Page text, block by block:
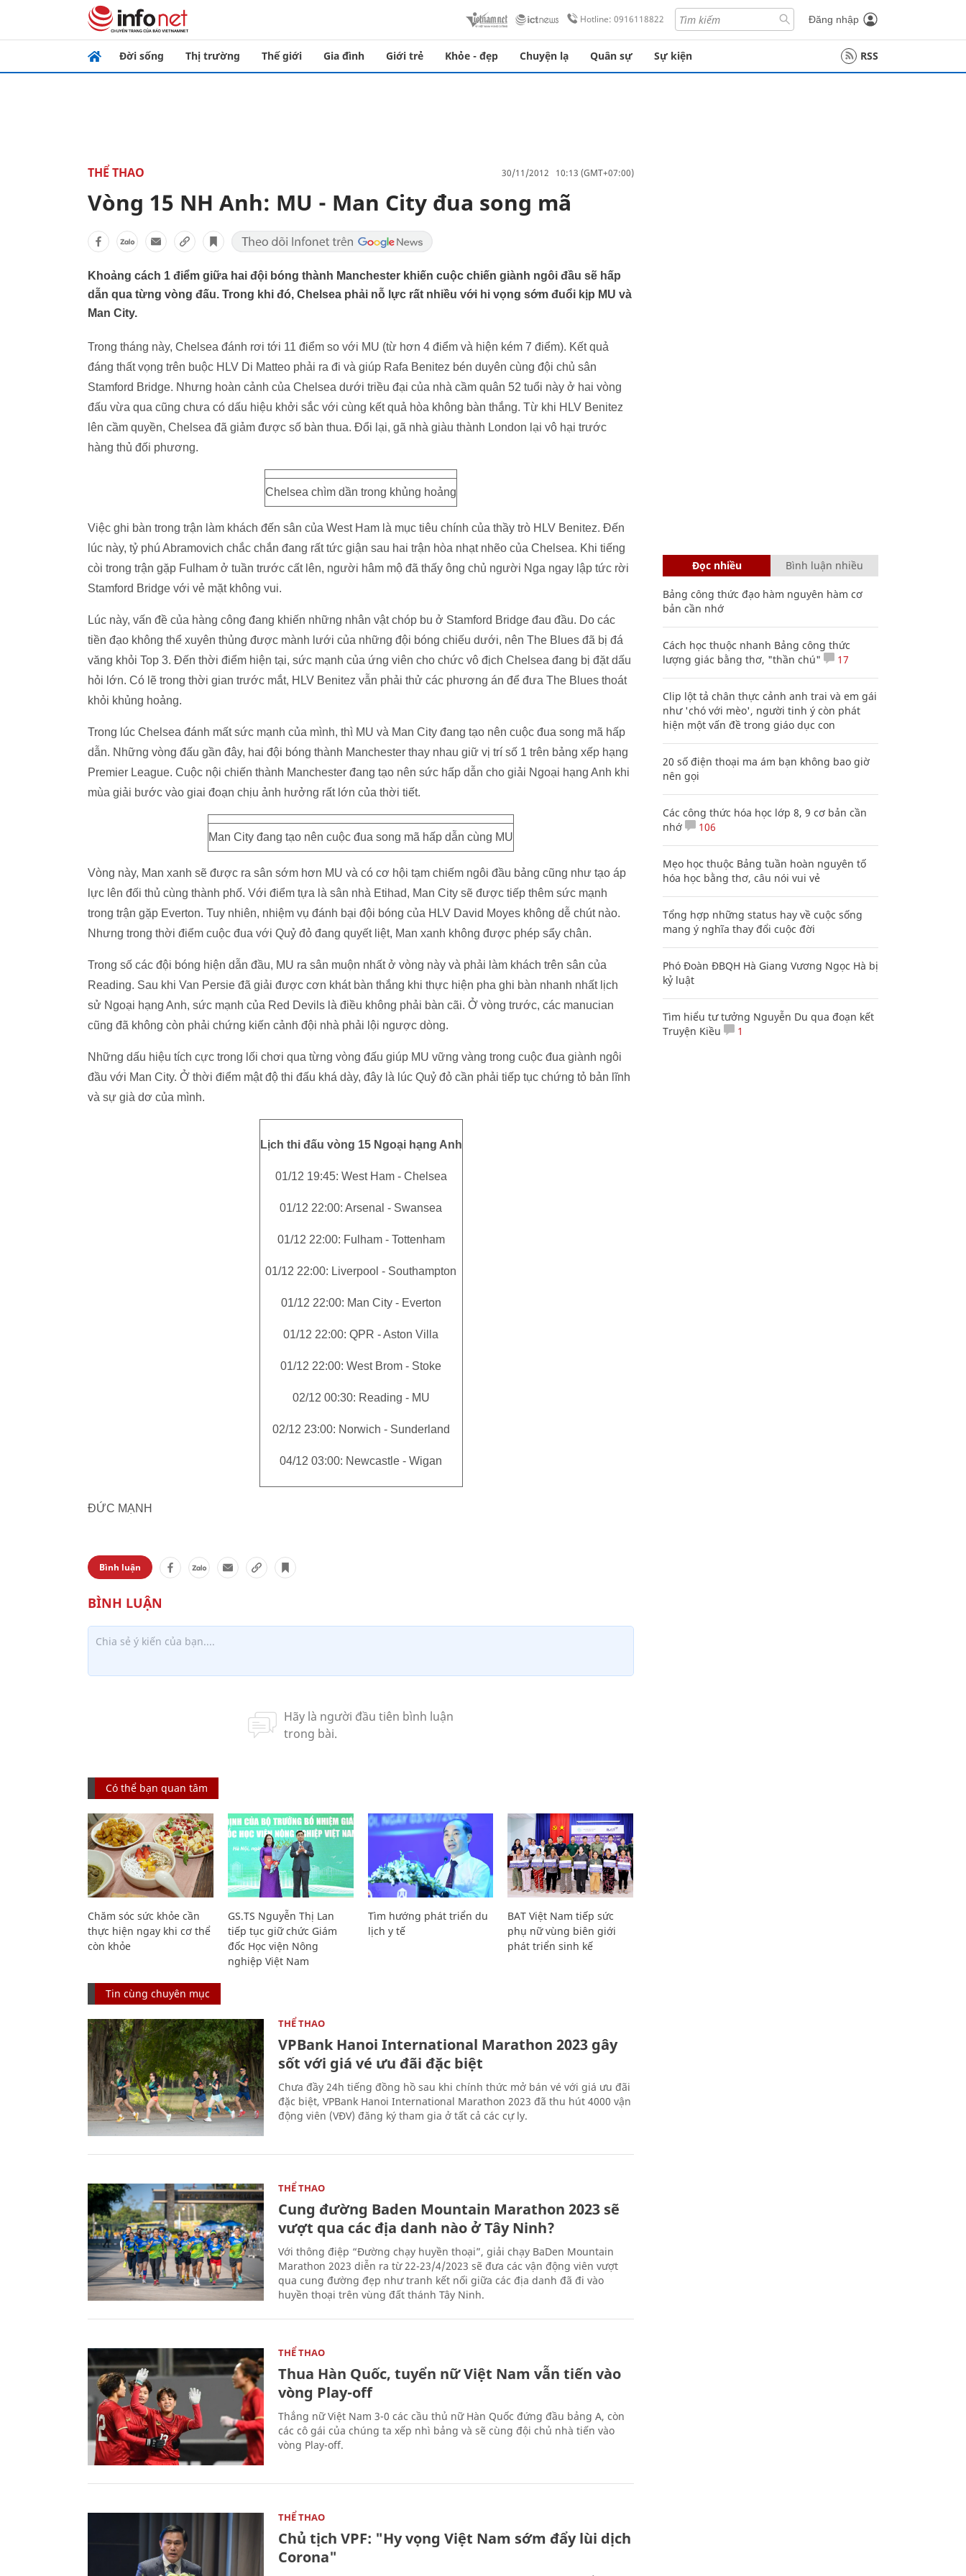
Hotline: 0916118822 Đăng nhập
Đời sống Thị trường Thế giới Gia đình Giới trẻ Khỏe - đẹp Chuyện lạ Quân sự Sự kiện RSS
THỂ THAO 30/11/2012 10:13 (GMT+07:00)
Vòng 15 NH Anh: MU - Man City đua song mã
Khoảng cách 1 điểm giữa hai đội bóng thành Manchester khiến cuộc chiến giành ngôi đầu sẽ hấp
dẫn qua từng vòng đấu. Trong khi đó, Chelsea phải nỗ lực rất nhiều với hi vọng sớm đuổi kịp MU và
Man City.
Trong tháng này, Chelsea đánh rơi tới 11 điểm so với MU (từ hơn 4 điểm và hiện kém 7 điểm). Kết quả
đáng thất vọng trên buộc HLV Di Matteo phải ra đi và giúp Rafa Benitez bén duyên cùng đội chủ sân
Stamford Bridge. Nhưng hoàn cảnh của Chelsea dưới triều đại của nhà cầm quân 52 tuổi này ở hai vòng
đấu vừa qua cũng chưa có dấu hiệu khởi sắc với cùng kết quả hòa không bàn thắng. Từ khi HLV Benitez
lên cầm quyền, Chelsea đã giảm được số bàn thua. Đổi lại, gã nhà giàu thành London lại vô hại trước
hàng thủ đối phương.
Chelsea chìm dần trong khủng hoảng
Việc ghi bàn trong trận làm khách đến sân của West Ham là mục tiêu chính của thầy trò HLV Benitez. Đến
lúc này, tỷ phú Abramovich chắc chắn đang rất tức giận sau hai trận hòa nhạt nhẽo của Chelsea. Khi tiếng
còi trong trận gặp Fulham ở tuần trước cất lên, người hâm mộ đã thấy ông chủ người Nga ngay lập tức rời
Stamford Bridge với vẻ mặt không vui.
Lúc này, vấn đề của hàng công đang khiến những nhân vật chóp bu ở Stamford Bridge đau đầu. Do các
tiền đạo không thể xuyên thủng được mành lưới của những đội bóng chiếu dưới, nên The Blues đã bị đá
văng khỏi Top 3. Đến thời điểm hiện tại, sức mạnh của ứng viên cho chức vô địch Chelsea đang bị đặt dấu
hỏi lớn. Có lẽ trong thời gian trước mắt, HLV Benitez vẫn phải thử các phương án để đưa The Blues thoát
khỏi khủng hoảng.
Trong lúc Chelsea đánh mất sức mạnh của mình, thì MU và Man City đang tạo nên cuộc đua song mã hấp
dẫn. Những vòng đấu gần đây, hai đội bóng thành Manchester thay nhau giữ vị trí số 1 trên bảng xếp hạng
Premier League. Cuộc nội chiến thành Manchester đang tạo nên sức hấp dẫn cho giải Ngoại hạng Anh khi
mùa giải bước vào giai đoạn chịu ảnh hưởng rất lớn của thời tiết.
Man City đang tạo nên cuộc đua song mã hấp dẫn cùng MU
Vòng này, Man xanh sẽ được ra sân sớm hơn MU và có cơ hội tạm chiếm ngôi đầu bảng cũng như tạo áp
lực lên đối thủ cùng thành phố. Với điểm tựa là sân nhà Etihad, Man City sẽ được tiếp thêm sức mạnh
trong trận gặp Everton. Tuy nhiên, nhiệm vụ đánh bại đội bóng của HLV David Moyes không dễ chút nào.
Nhưng trong thời điểm cuộc đua với Quỷ đỏ đang quyết liệt, Man xanh không được phép sẩy chân.
Trong số các đội bóng hiện dẫn đầu, MU ra sân muộn nhất ở vòng này và phải làm khách trên sân của
Reading. Sau khi Van Persie đã giải được cơn khát bàn thắng khi thực hiện pha ghi bàn nhanh nhất lịch
sử Ngoại hạng Anh, sức mạnh của Red Devils là điều không phải bàn cãi. Ở vòng trước, các manucian
cũng đã không còn phải chứng kiến cảnh đội nhà phải lội ngược dòng.
Những dấu hiệu tích cực trong lối chơi qua từng vòng đấu giúp MU vững vàng trong cuộc đua giành ngôi
đầu với Man City. Ở thời điểm mật độ thi đấu khá dày, đây là lúc Quỷ đỏ cần phải tiếp tục chứng tỏ bản lĩnh
và sự già dơ của mình.
Lịch thi đấu vòng 15 Ngoại hạng Anh
01/12 19:45: West Ham - Chelsea
01/12 22:00: Arsenal - Swansea
01/12 22:00: Fulham - Tottenham
01/12 22:00: Liverpool - Southampton
01/12 22:00: Man City - Everton
01/12 22:00: QPR - Aston Villa
01/12 22:00: West Brom - Stoke
02/12 00:30: Reading - MU
02/12 23:00: Norwich - Sunderland
04/12 03:00: Newcastle - Wigan
ĐỨC MẠNH
Bình luận
Có thể bạn quan tâm
Chăm sóc sức khỏe cần
thực hiện ngay khi cơ thể
còn khỏe
GS.TS Nguyễn Thị Lan
tiếp tục giữ chức Giám
đốc Học viện Nông
nghiệp Việt Nam
Tìm hướng phát triển du
lịch y tế
BAT Việt Nam tiếp sức
phụ nữ vùng biên giới
phát triển sinh kế
Tin cùng chuyên mục
THỂ THAO
VPBank Hanoi International Marathon 2023 gây
sốt với giá vé ưu đãi đặc biệt
Chưa đầy 24h tiếng đồng hồ sau khi chính thức mở bán vé với giá ưu đãi
đặc biệt, VPBank Hanoi International Marathon 2023 đã thu hút 4000 vận
động viên (VĐV) đăng ký tham gia ở tất cả các cự ly.
THỂ THAO
Cung đường Baden Mountain Marathon 2023 sẽ
vượt qua các địa danh nào ở Tây Ninh?
Với thông điệp “Đường chạy huyền thoại”, giải chạy BaDen Mountain
Marathon 2023 diễn ra từ 22-23/4/2023 sẽ đưa các vận động viên vượt
qua cung đường đẹp như tranh kết nối giữa các địa danh đã đi vào
huyền thoại trên vùng đất thánh Tây Ninh.
THỂ THAO
Thua Hàn Quốc, tuyển nữ Việt Nam vẫn tiến vào
vòng Play-off
Thắng nữ Việt Nam 3-0 các cầu thủ nữ Hàn Quốc đứng đầu bảng A, còn
các cô gái của chúng ta xếp nhì bảng và sẽ cùng đội chủ nhà tiến vào
vòng Play-off.
THỂ THAO
Chủ tịch VPF: "Hy vọng Việt Nam sớm đẩy lùi dịch
Corona"
Đọc nhiều Bình luận nhiều
Bảng công thức đạo hàm nguyên hàm cơ
bản cần nhớ
Cách học thuộc nhanh Bảng công thức
lượng giác bằng thơ, "thần chú"
17
Clip lột tả chân thực cảnh anh trai và em gái
như 'chó với mèo', người tinh ý còn phát
hiện một vấn đề trong giáo dục con
20 số điện thoại ma ám bạn không bao giờ
nên gọi
Các công thức hóa học lớp 8, 9 cơ bản cần
nhớ
106
Mẹo học thuộc Bảng tuần hoàn nguyên tố
hóa học bằng thơ, câu nói vui vẻ
Tổng hợp những status hay về cuộc sống
mang ý nghĩa thay đổi cuộc đời
Phó Đoàn ĐBQH Hà Giang Vương Ngọc Hà bị
kỷ luật
Tìm hiểu tư tưởng Nguyễn Du qua đoạn kết
Truyện Kiều
1